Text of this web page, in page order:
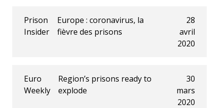
Prison
Insider
Europe : coronavirus, la
fièvre des prisons
28
avril
2020
Euro
Weekly
Region’s prisons ready to
explode
30
mars
2020